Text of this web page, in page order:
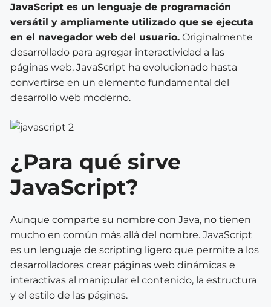
JavaScript es un lenguaje de programación
versátil y ampliamente utilizado que se ejecuta
en el navegador web del usuario. Originalmente
desarrollado para agregar interactividad a las
páginas web, JavaScript ha evolucionado hasta
convertirse en un elemento fundamental del
desarrollo web moderno.
¿Para qué sirve
JavaScript?
Aunque comparte su nombre con Java, no tienen
mucho en común más allá del nombre. JavaScript
es un lenguaje de scripting ligero que permite a los
desarrolladores crear páginas web dinámicas e
interactivas al manipular el contenido, la estructura
y el estilo de las páginas.